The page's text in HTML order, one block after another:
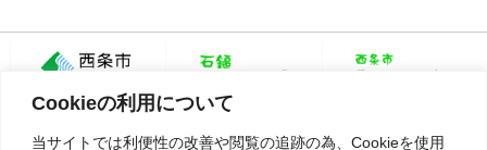
Cookieの利用について
当サイトでは利便性の改善や閲覧の追跡の為、Cookieを使用